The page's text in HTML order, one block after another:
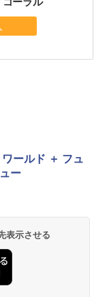
ワールド ＋ フュ
ー
表示させる